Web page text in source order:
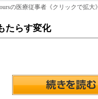
の医療従事者《クリックで拡大》
たらす変化